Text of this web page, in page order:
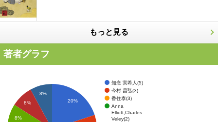
もっと見る
著者グラフ
知念 実希人(5)
今村 昌弘(3)
香住泰(3)
Anna
Elliott,Charles
Veley(2)
20%
8%
8%
8%